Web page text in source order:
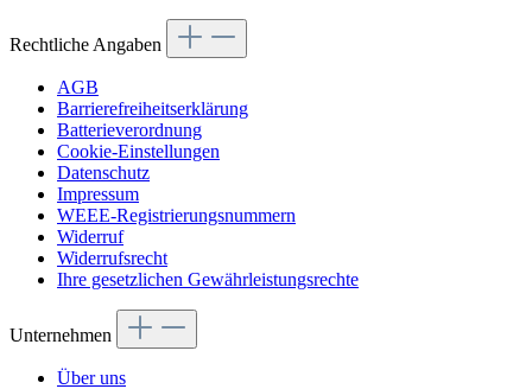
Rechtliche Angaben
AGB
Barrierefreiheitserklärung
Batterieverordnung
Cookie-Einstellungen
Datenschutz
Impressum
WEEE-Registrierungsnummern
Widerruf
Widerrufsrecht
Ihre gesetzlichen Gewährleistungsrechte
Unternehmen
Über uns